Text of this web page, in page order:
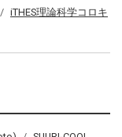
iTHES理論科学コロキ